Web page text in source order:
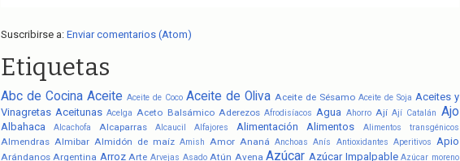
Suscribirse a: Enviar comentarios (Atom)
Etiquetas
Abc de Cocina Aceite Aceite de Coco Aceite de Oliva Aceite de Sésamo Aceite de Soja Aceites y
Vinagretas Aceitunas Acelga Aceto Balsámico Aderezos Afrodisíacos Agua Ahorro Ají Ají Catalán Ajo
Albahaca Alcachofa Alcaparras Alcaucil Alfajores Alimentación Alimentos Alimentos transgénicos
Almendras Almibar Almidón de maíz Amish Amor Ananá Anchoas Anís Antioxidantes Aperitivos Apio
Arándanos Argentina Arroz Arte Arvejas Asado Atún Avena Azúcar Azúcar Impalpable Azúcar moreno